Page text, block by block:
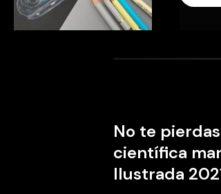
No te
científica
Ilustrada